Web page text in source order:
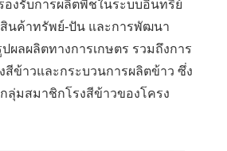
องรับการผลิตพืชในระบบอินทรีย์
นค้าทรัพย์-ปัน และการพัฒนา
ผลผลิตทางการเกษตร รวมถึงการ
สีข้าวและกระบวนการผลิตข้าว ซึ่ง
ลุ่มสมาชิกโรงสีข้าวของโครง